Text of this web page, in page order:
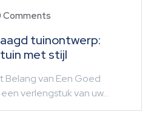
Comments
tuinontwerp:
met stijl
Belang van Een Goed
verlengstuk van uw…